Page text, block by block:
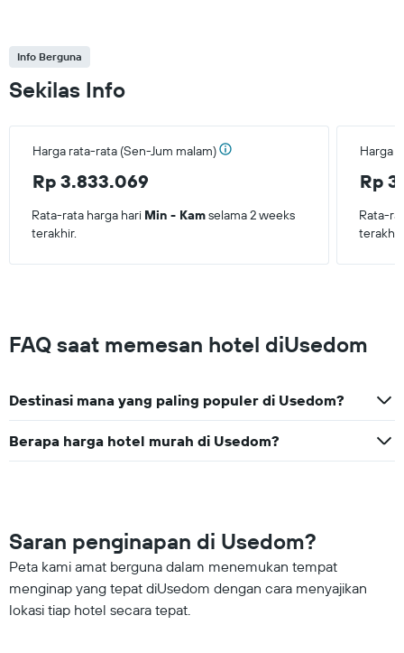
Info Berguna
Sekilas Info
Harga rata-rata (Sen-Jum malam)
Rp 3.833.069
Harga
Rp
Rata-rata harga hari Min - Kamselama 2 weeks
terakhir.
Rata-
terakhir.
FAQ saat memesan hotel diUsedom
Destinasi mana yang paling populer di Usedom?
Berapa harga hotel murah di Usedom?
Saran penginapan di Usedom?
Peta kami amat berguna dalam menemukan tempat
menginap yang tepat diUsedom dengan cara menyajikan
lokasi tiap hotel secara tepat.